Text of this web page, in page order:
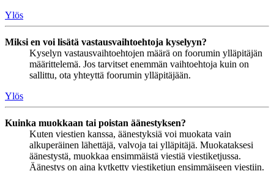
Ylös
Miksi en voi lisätä vastausvaihtoehtoja kyselyyn?
Kyselyn vastausvaihtoehtojen määrä on foorumin ylläpitäjän
määrittelemä. Jos tarvitset enemmän vaihtoehtoja kuin on
sallittu, ota yhteyttä foorumin ylläpitäjään.
Ylös
Kuinka muokkaan tai poistan äänestyksen?
Kuten viestien kanssa, äänestyksiä voi muokata vain
alkuperäinen lähettäjä, valvoja tai ylläpitäjä. Muokataksesi
äänestystä, muokkaa ensimmäistä viestiä viestiketjussa.
Äänestys on aina kytketty viestiketjun ensimmäiseen viestiin.